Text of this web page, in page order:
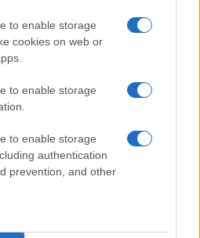
to enable storage
cookies on web or
to enable storage
to enable storage
authentication
prevention, and other
παραμένει η απαίτηση
για αμερικανικές
09/08/2026 0